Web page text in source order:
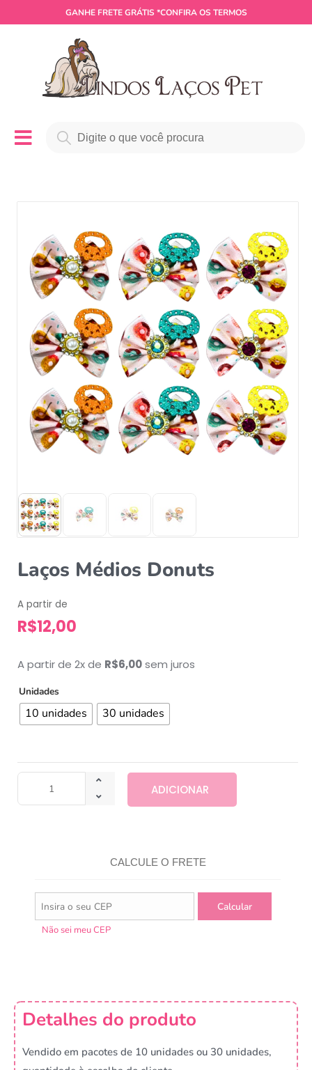
GANHE FRETE GRÁTIS *CONFIRA OS TERMOS
Laços Médios Donuts
A partir de
R$12,00
A partir de 2x de R$6,00sem juros
Unidades
10 unidades 30 unidades
ADICIONAR
CALCULE O FRETE
Não sei meu CEP
Detalhes do produto
Vendido em pacotes de 10 unidades ou 30 unidades,